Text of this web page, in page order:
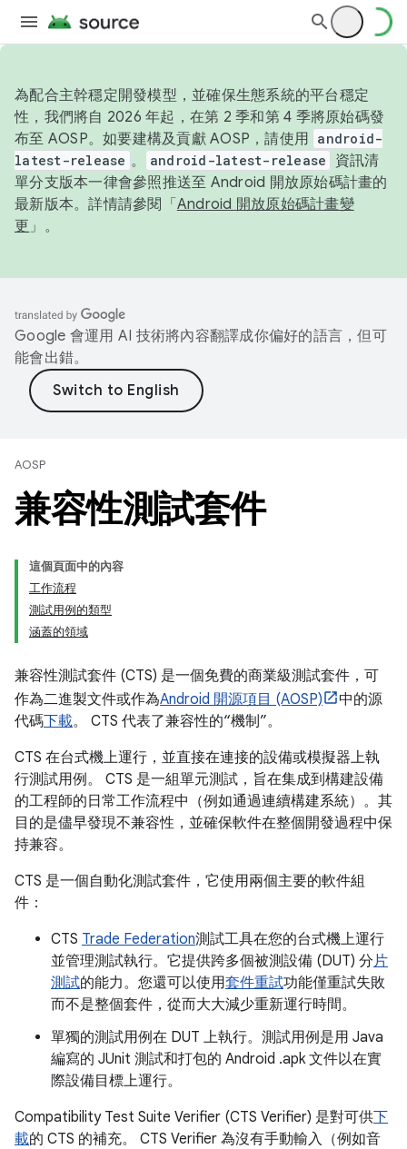
為配合主幹穩定開發模型，並確保生態系統的平台穩定
性，我們將自 2026 年起，在第 2 季和第 4 季將原始碼發
布至 AOSP。如要建構及貢獻 AOSP，請使用 android-
latest-release 。 android-latest-release
資訊清
單分支版本一律會參照推送至 Android 開放原始碼計畫的
最新版本。詳情請參閱「 Android 開放原始碼計畫變
更 」。
Google 會運用 AI 技術將內容翻譯成你偏好的語言，但可
能會出錯。
AOSP
兼容性測試套件
這個頁面中的內容
工作流程
測試用例的類型
涵蓋的領域
兼容性測試套件 (CTS) 是一個免費的商業級測試套件，可
作為二進製文件或作為Android 開源項目 (AOSP)
中的源
代碼下載。 CTS 代表了兼容性的“機制”。
CTS 在台式機上運行，並直接在連接的設備或模擬器上執
行測試用例。 CTS 是一組單元測試，旨在集成到構建設備
的工程師的日常工作流程中（例如通過連續構建系統）。其
目的是儘早發現不兼容性，並確保軟件在整個開發過程中保
持兼容。
CTS 是一個自動化測試套件，它使用兩個主要的軟件組
件：
CTS Trade Federation測試工具在您的台式機上運行
並管理測試執行。它提供跨多個被測設備 (DUT) 分片
測試的能力。您還可以使用套件重試功能僅重試失敗
而不是整個套件，從而大大減少重新運行時間。
單獨的測試用例在 DUT 上執行。測試用例是用 Java
編寫的 JUnit 測試和打包的 Android .apk 文件以在實
際設備目標上運行。
Compatibility Test Suite Verifier (CTS Verifier) 是對可供下
載的 CTS 的補充。 CTS Verifier 為沒有手動輸入（例如音